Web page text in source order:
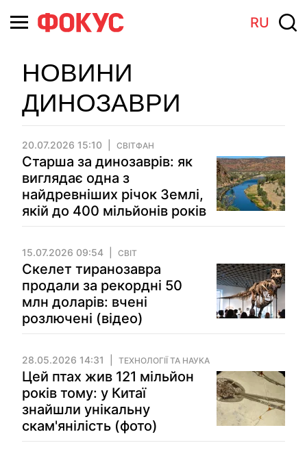
RU
НОВИНИ
ДИНОЗАВРИ
20.07.2026 15:10 СВІТФАН
Старша за динозаврів: як
виглядає одна з
найдревніших річок Землі,
якій до 400 мільйонів років
15.07.2026 09:54 СВІТ
Скелет тиранозавра
продали за рекордні 50
млн доларів: вчені
розлючені (відео)
28.05.2026 14:31 ТЕХНОЛОГІЇ ТА НАУКА
Цей птах жив 121 мільйон
років тому: у Китаї
знайшли унікальну
скам'янілість (фото)